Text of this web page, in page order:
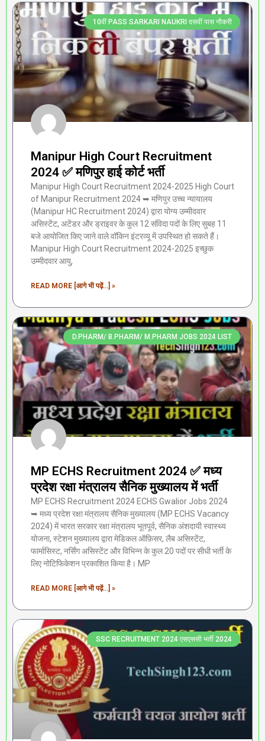
10वीं PASS SARKARI NAUKRI दसवीं पास नौकरी
Manipur High Court Recruitment
2024 ✅ मणिपुर हाई कोर्ट भर्ती
Manipur High Court Recruitment 2024-2025 High Court
of Manipur Recruitment 2024 ➥ मणिपुर उच्च न्यायालय
(Manipur HC Recruitment 2024) द्वारा योग्य उम्मीदवार
असिस्टेंट, अटेंडर और ड्राइवर के कुल 12 संविदा पदों के लिए सुबह 11
बजे आयोजित किए जाने वाले वॉकिन इंटरव्यू में उपस्थित हो सकते हैं।
Manipur High Court Recruitment 2024-2025 इच्छुक
उम्मीदवार आयु,
READ MORE [आगे भी पढ़ें...] »
D.PHARM/ B.PHARM/ M.PHARM JOBS 2024 LIST
MP ECHS Recruitment 2024 ✅ मध्य
प्रदेश रक्षा मंत्रालय सैनिक मुख्यालय में भर्ती
MP ECHS Recruitment 2024 ECHS Gwalior Jobs 2024
➥ मध्य प्रदेश रक्षा मंत्रालय सैनिक मुख्यालय (MP ECHS Vacancy
2024) में भारत सरकार रक्षा मंत्रालय भूतपूर्व, सैनिक अंशदायी स्वास्थ्य
योजना, स्टेशन मुख्यालय द्वारा मेडिकल ऑफ़िसर, लैब असिस्टेंट,
फार्मासिस्ट, नर्सिंग असिस्टेंट और विभिन्न के कुल 20 पदों पर सीधी भर्ती के
लिए नोटिफिकेशन प्रकाशित किया है। MP
READ MORE [आगे भी पढ़ें...] »
SSC RECRUITMENT 2024 एसएससी भर्ती 2024